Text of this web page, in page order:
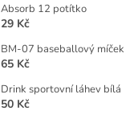
Absorb 12 potítko
29 Kč
BM-07 baseballový míček
65 Kč
Drink sportovní láhev bílá
50 Kč